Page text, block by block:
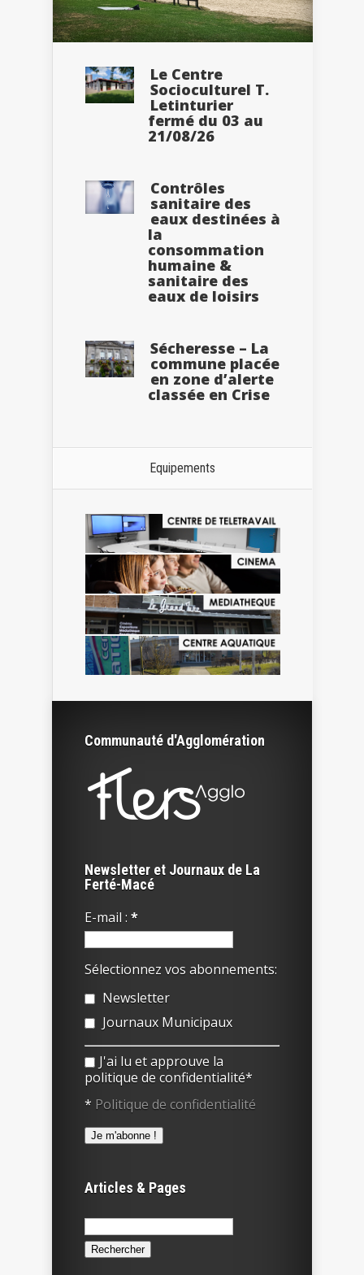
Le Centre
Socioculturel T.
Letinturier
fermé du 03 au
21/08/26
Contrôles
sanitaire des
eaux destinées à
la
consommation
humaine &
sanitaire des
eaux de loisirs
Sécheresse – La
commune placée
en zone d’alerte
classée en Crise
Equipements
Communauté d'Agglomération
Newsletter et Journaux de La
Ferté-Macé
E-mail : *
Sélectionnez vos abonnements:
Newsletter
Journaux Municipaux
J'ai lu et approuve la
politique de confidentialité*
* Politique de confidentialité
Articles & Pages
Rechercher :